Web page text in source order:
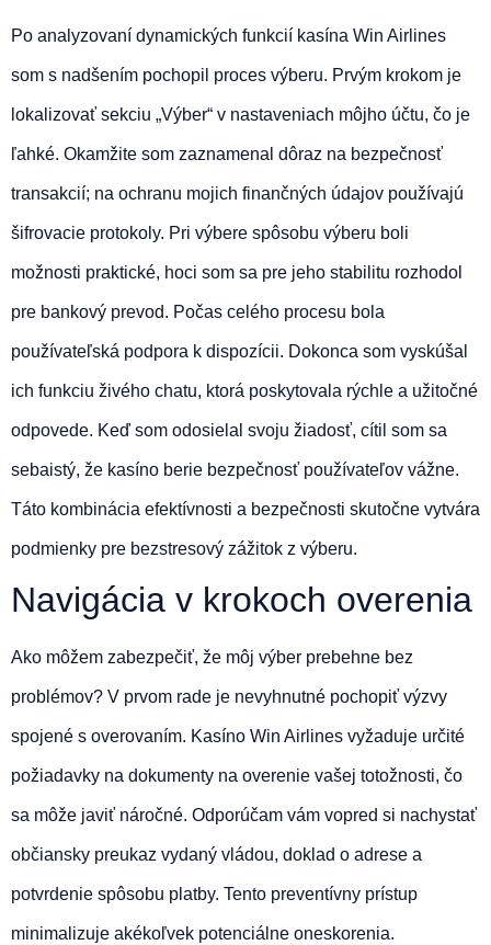
Po analyzovaní dynamických funkcií kasína Win Airlines
som s nadšením pochopil proces výberu. Prvým krokom je
lokalizovať sekciu „Výber“ v nastaveniach môjho účtu, čo je
ľahké. Okamžite som zaznamenal dôraz na bezpečnosť
transakcií; na ochranu mojich finančných údajov používajú
šifrovacie protokoly. Pri výbere spôsobu výberu boli
možnosti praktické, hoci som sa pre jeho stabilitu rozhodol
pre bankový prevod. Počas celého procesu bola
používateľská podpora k dispozícii. Dokonca som vyskúšal
ich funkciu živého chatu, ktorá poskytovala rýchle a užitočné
odpovede. Keď som odosielal svoju žiadosť, cítil som sa
sebaistý, že kasíno berie bezpečnosť používateľov vážne.
Táto kombinácia efektívnosti a bezpečnosti skutočne vytvára
podmienky pre bezstresový zážitok z výberu.
Navigácia v krokoch overenia
Ako môžem zabezpečiť, že môj výber prebehne bez
problémov? V prvom rade je nevyhnutné pochopiť výzvy
spojené s overovaním. Kasíno Win Airlines vyžaduje určité
požiadavky na dokumenty na overenie vašej totožnosti, čo
sa môže javiť náročné. Odporúčam vám vopred si nachystať
občiansky preukaz vydaný vládou, doklad o adrese a
potvrdenie spôsobu platby. Tento preventívny prístup
minimalizuje akékoľvek potenciálne oneskorenia.